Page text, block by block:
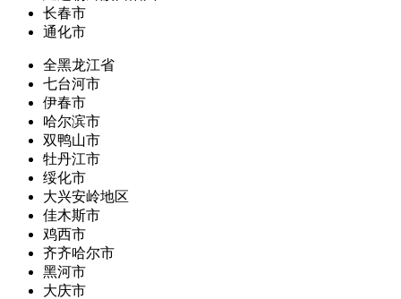
长春市
通化市
全黑龙江省
七台河市
伊春市
哈尔滨市
双鸭山市
牡丹江市
绥化市
大兴安岭地区
佳木斯市
鸡西市
齐齐哈尔市
黑河市
大庆市